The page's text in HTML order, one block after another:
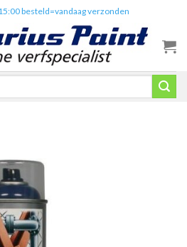
besteld=vandaag verzonden